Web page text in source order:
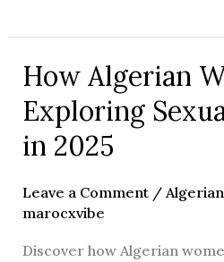
How Algerian
Exploring
in 2025
Leave a Comment /
marocxvibe
Discover how Algerian
How
Algerian
Women
Are
Sexual
in